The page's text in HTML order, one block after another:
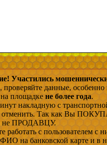
Участились
проверяйте данные, особенно
на площадке не более года.
накладную с
отменить. Так как Вы
ПРОДАВЦУ.
работать с пользователем с
на банковской карте и в